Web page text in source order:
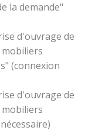
la demande"
d'ouvrage de
(connexion
d'ouvrage de